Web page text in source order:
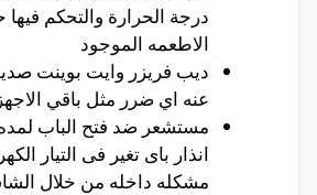
درجة الحرارة والتحكم
الاطعمه الموجود
ديب فريزر وايت بوينت صديق
عنه اي ضرر مثل باقي
مستشعر ضد فتح الباب
انذار باى تغير فى التيار
مشكله داخله من خلال